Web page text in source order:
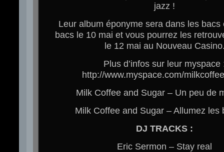
jazz !
Leur album éponyme sera dans les bacs
bacs le 10 mai et vous pourrez les
le 12 mai au Nouveau
Plus d’infos sur leur myspace
http://www.myspace.com/
Milk Coffee and Sugar – Un peu de
Milk Coffee and Sugar – Allumez les
DJ TRACKS :
Eric Sermon – Stay real